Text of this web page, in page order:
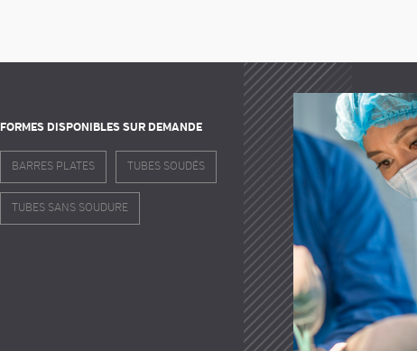
FORMES DISPONIBLES SUR DEMANDE
BARRES PLATES TUBES SOUDÉS
TUBES SANS SOUDURE